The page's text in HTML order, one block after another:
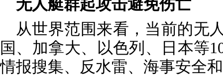
无人艇群起攻击避免伤亡
从世界范围来看，当前的无
国、加拿大、以色列、日本等
情报搜集、反水雷、海事安全